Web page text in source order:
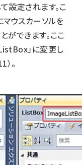
設定されます。こ
ウスカーソルを
ができます。ここ
」に変更し
。